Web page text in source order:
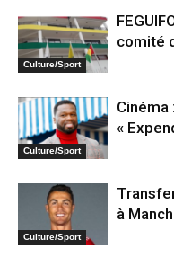
Culture/Sport
comité
Culture/Sport
Cinéma
«
Culture/Sport
à